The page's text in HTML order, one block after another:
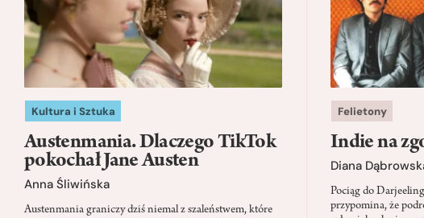
Kultura i Sztuka
Austenmania. Dlaczego TikTok
pokochał Jane Austen
Anna Śliwińska
Austenmania graniczy dziś niemal z szaleństwem, które
Felietony
Indie na
Diana
Pociąg do
przypomina, że